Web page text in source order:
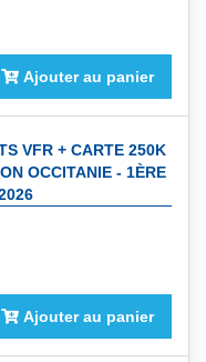
Ajouter au panier
VFR + CARTE 250K
OCCITANIE - 1ÈRE
Ajouter au panier